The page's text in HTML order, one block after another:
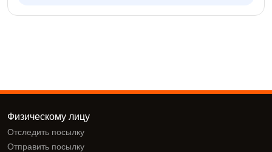
Физическому лицу
Отследить посылку
Отправить посылку